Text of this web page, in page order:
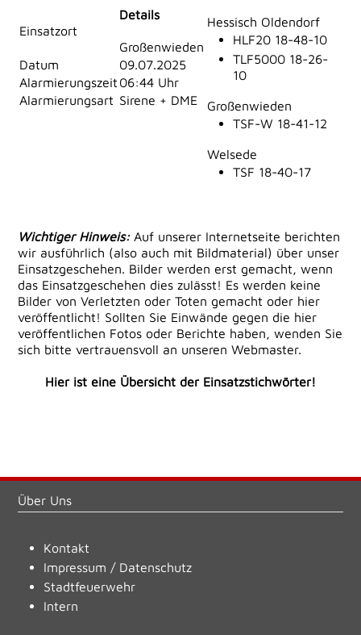
Einsatzort
Details
Großenwieden
Datum
09.07.2025
Alarmierungszeit 06:44 Uhr
Alarmierungsart Sirene + DME
Hessisch Oldendorf
HLF20 18-48-10
TLF5000 18-26-
10
Großenwieden
TSF-W 18-41-12
Welsede
TSF 18-40-17
Wichtiger Hinweis: Auf unserer Internetseite berichten
wir ausführlich (also auch mit Bildmaterial) über unser
Einsatzgeschehen. Bilder werden erst gemacht, wenn
das Einsatzgeschehen dies zulässt! Es werden keine
Bilder von Verletzten oder Toten gemacht oder hier
veröffentlicht! Sollten Sie Einwände gegen die hier
veröffentlichen Fotos oder Berichte haben, wenden Sie
sich bitte vertrauensvoll an unseren Webmaster.
Hier ist eine Übersicht der Einsatzstichwörter!
Über Uns
Kontakt
Impressum / Datenschutz
Stadtfeuerwehr
Intern